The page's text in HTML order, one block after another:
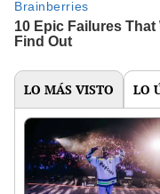
LO MÁS VISTO LO